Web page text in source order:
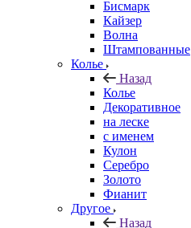
Бисмарк
Кайзер
Волна
Штампованные
Колье
Назад
Колье
Декоративное
на леске
с именем
Кулон
Серебро
Золото
Фианит
Другое
Назад